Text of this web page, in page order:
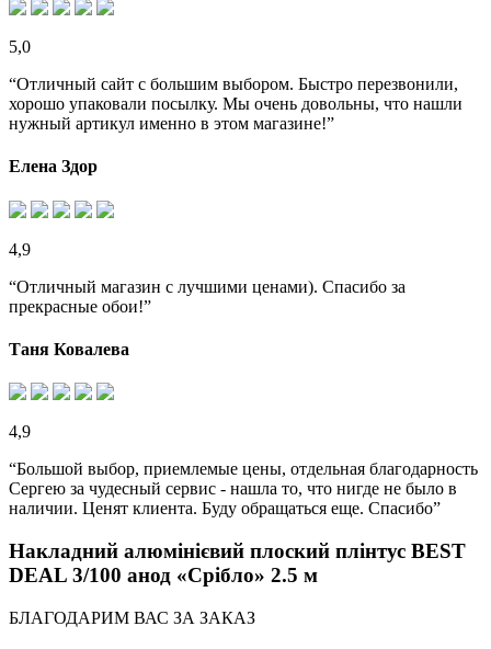
5,0
“Отличный сайт с большим выбором. Быстро перезвонили,
хорошо упаковали посылку. Мы очень довольны, что нашли
нужный артикул именно в этом магазине!”
Елена Здор
4,9
“Отличный магазин с лучшими ценами). Спасибо за
прекрасные обои!”
Таня Ковалева
4,9
“Большой выбор, приемлемые цены, отдельная благодарность
Сергею за чудесный сервис - нашла то, что нигде не было в
наличии. Ценят клиента. Буду обращаться еще. Спасибо”
Накладний алюмінієвий плоский плінтус BEST
DEAL 3/100 анод «Срібло» 2.5 м
БЛАГОДАРИМ ВАС ЗА ЗАКАЗ